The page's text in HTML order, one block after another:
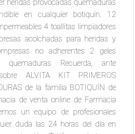
heridas provocadas quemaduras
en cualquier botiquín. 12
4 toallitas limpiadores
acolchadas para heridas y
no adherentes 2 geles
quemaduras Recuerda, ante
ALVITA KIT PRIMEROS
de la familia BOTIQUÍN de
de venta online de Farmacia
un equipo de profesionales
duda las 24 horas del día en